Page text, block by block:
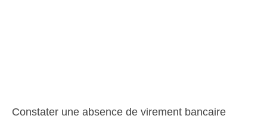
Constater une absence de virement bancaire